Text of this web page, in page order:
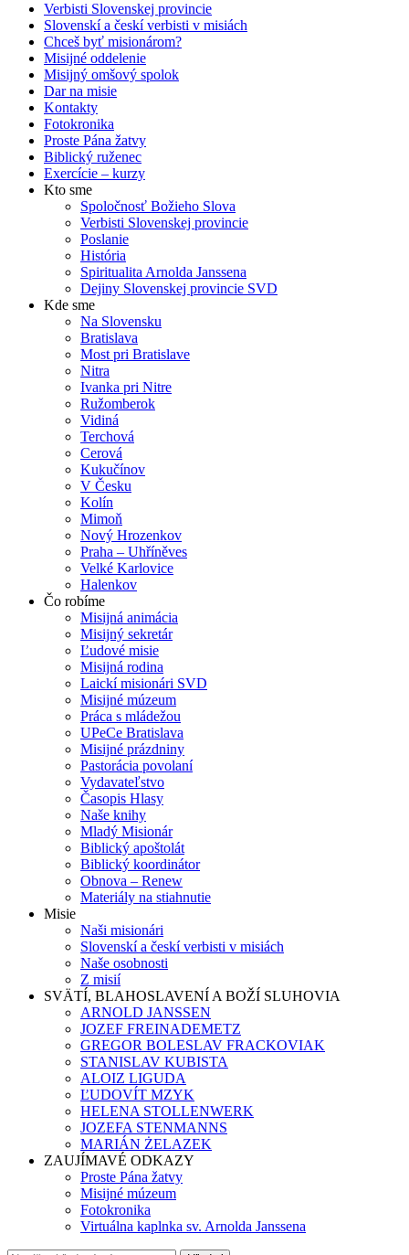
Verbisti Slovenskej provincie
Slovenskí a českí verbisti v misiách
Chceš byť misionárom?
Misijné oddelenie
Misijný omšový spolok
Dar na misie
Kontakty
Fotokronika
Proste Pána žatvy
Biblický ruženec
Exercície – kurzy
Kto sme
Spoločnosť Božieho Slova
Verbisti Slovenskej provincie
Poslanie
História
Spiritualita Arnolda Janssena
Dejiny Slovenskej provincie SVD
Kde sme
Na Slovensku
Bratislava
Most pri Bratislave
Nitra
Ivanka pri Nitre
Ružomberok
Vidiná
Terchová
Cerová
Kukučínov
V Česku
Kolín
Mimoň
Nový Hrozenkov
Praha – Uhříněves
Velké Karlovice
Halenkov
Čo robíme
Misijná animácia
Misijný sekretár
Ľudové misie
Misijná rodina
Laickí misionári SVD
Misijné múzeum
Práca s mládežou
UPeCe Bratislava
Misijné prázdniny
Pastorácia povolaní
Vydavateľstvo
Časopis Hlasy
Naše knihy
Mladý Misionár
Biblický apoštolát
Biblický koordinátor
Obnova – Renew
Materiály na stiahnutie
Misie
Naši misionári
Slovenskí a českí verbisti v misiách
Naše osobnosti
Z misií
SVÄTÍ, BLAHOSLAVENÍ A BOŽÍ SLUHOVIA
ARNOLD JANSSEN
JOZEF FREINADEMETZ
GREGOR BOLESLAV FRACKOVIAK
STANISLAV KUBISTA
ALOIZ LIGUDA
ĽUDOVÍT MZYK
HELENA STOLLENWERK
JOZEFA STENMANNS
MARIÁN ŻELAZEK
ZAUJÍMAVÉ ODKAZY
Proste Pána žatvy
Misijné múzeum
Fotokronika
Virtuálna kaplnka sv. Arnolda Janssena